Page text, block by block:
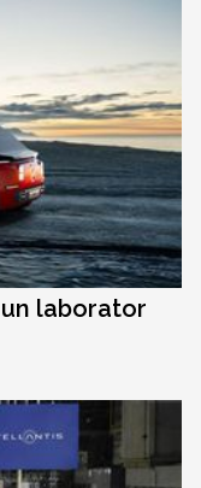
laborator